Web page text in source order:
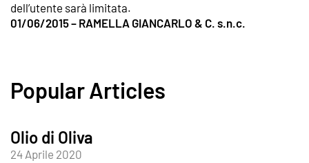
dell’utente sarà limitata.
01/06/2015 – RAMELLA GIANCARLO & C. s.n.c.
Popular Articles
Olio di Oliva
24 Aprile 2020